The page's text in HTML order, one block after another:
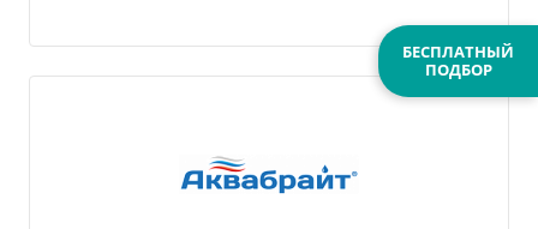
БЕСПЛАТНЫЙ
ПОДБОР